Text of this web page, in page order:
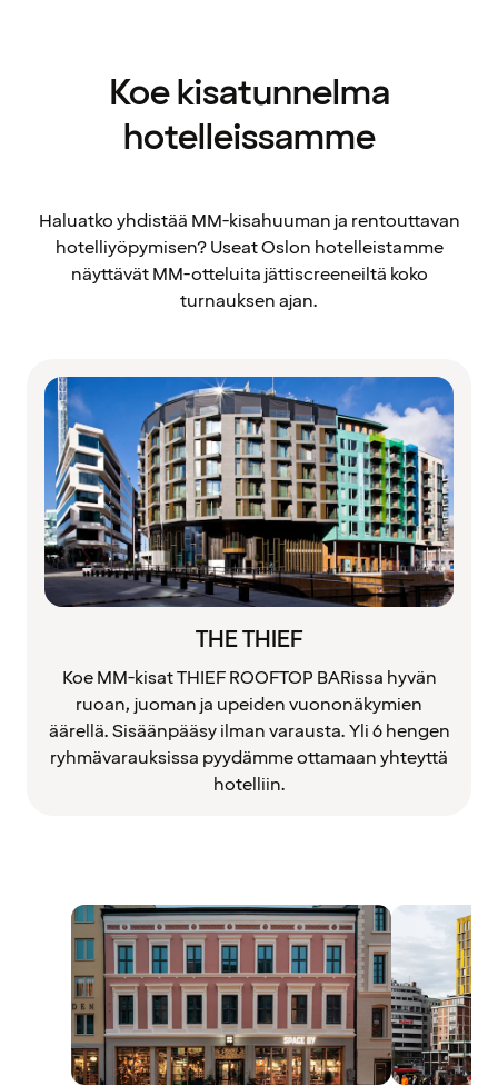
Koe kisatunnelma
hotelleissamme
Haluatko yhdistää MM-kisahuuman ja rentouttavan
hotelliyöpymisen? Useat Oslon hotelleistamme
näyttävät MM-otteluita jättiscreeneiltä koko
turnauksen ajan.
THE THIEF
Koe MM-kisat THIEF ROOFTOP BARissa hyvän
ruoan, juoman ja upeiden vuononäkymien
äärellä. Sisäänpääsy ilman varausta. Yli 6 hengen
ryhmävarauksissa pyydämme ottamaan yhteyttä
hotelliin.